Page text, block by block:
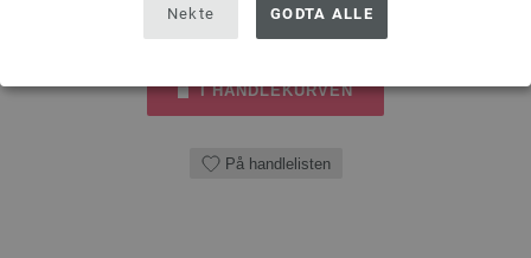
Nekte GODTA ALLE
I HANDLEKURVEN
På handlelisten